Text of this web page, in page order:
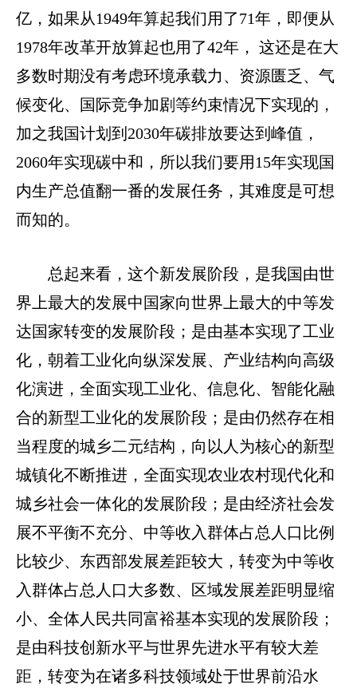
亿，如果从1949年算起我们用了71年，即便从
1978年改革开放算起也用了42年， 这还是在大
多数时期没有考虑环境承载力、资源匮乏、气
候变化、国际竞争加剧等约束情况下实现的，
加之我国计划到 2030年碳排放要达到峰值，
2060年实现碳中和，所以我们要用15年实现国
内生产总值翻一番的发展任务，其难度是可想
而知的。
总起来看，这个新发展阶段，是我国由世
界上最大的发展中国家向世界上最大的中等发
达国家转变的发展阶段；是由基本实现了工业
化，朝着工业化向纵深发展、产业结构向高级
化演进，全面实现工业化、信息化、智能化融
合的新型工业化的发展阶段；是由仍然存在相
当程度的城乡二元结构，向以人为核心的新型
城镇化不断推进，全面实现农业农村现代化和
城乡社会一体化的发展阶段；是由经济社会发
展不平衡不充分、中等收入群体占总人口比例
比较少、东西部发展差距较大，转变为中等收
入群体占总人口大多数、区域发展差距明显缩
小、全体人民共同富裕基本实现的发展阶段；
是由科技创新水平与世界先进水平有较大差
距，转变为在诸多科技领域处于世界前沿水